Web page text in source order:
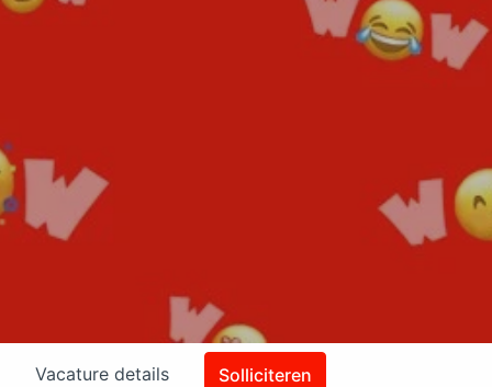
Vacature details Solliciteren